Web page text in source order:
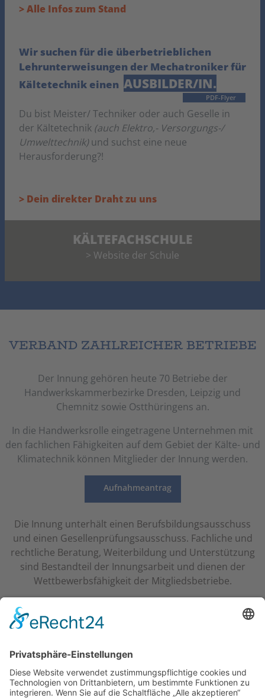
> Alle Infos zum Stand
Wir suchen für die überbetrieblichen
Lehrunterweisungen der Mechatroniker für
Kältetechnik einen AUSBILDER/IN.
PDF-Flyer
Du bist Meister/ Techniker oder auch Geselle in
der Kältetechnik (auch Elektro,- Versorgungs-/
Umwelttechnik)und suchst eine neue
Herausforderung?!
> Dein direkter Draht zu uns
KÄLTEFACHSCHULE
> Website der Schule
VERBAND ZAHLREICHER BETRIEBE
Der Innung gehören heute 70 Betriebe der
Handwerkskammerbezirke Dresden, Leipzig und
Chemnitz sowie Ostthüringens an.
In die Handwerksrolle eingetragene Unternehmen mit
den fachlichen Fähigkeiten auf dem Gebiet der Kälte- und
Klimatechnik können Mitglieder der Innung werden.
Aufnahmeantrag
Die Innung unterhält einen Berufsbildungsausschuss
und einen Gesellenprüfungsausschuss. Fachliche und
rechtliche Beratung, Weiterbildung und Unterstützung
sind Bestandteil der Innungsarbeit und dienen der
Wettbewerbsfähigkeit der Mitgliedsbetriebe.
UNSERE PARTNER